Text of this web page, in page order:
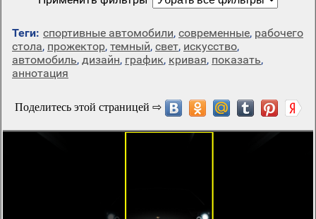
Теги: спортивные автомобили, современные, рабочего
стола, прожектор, темный, свет, искусство,
автомобиль, дизайн, график, кривая, показать,
аннотация